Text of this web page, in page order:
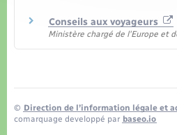
Conseils aux voyageurs
Ministère chargé de l'Europe et
© Direction de l’information légale et
comarquage developpé par baseo.io